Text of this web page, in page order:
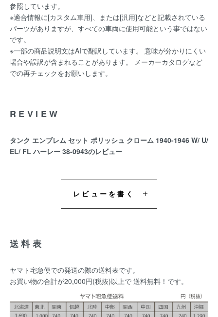
参照しています。
※適合情報に[カスタム車用]、または[汎用]などと記載されている
パーツがありますが、すべての車両に使用可能という事ではない
です。
※一部の商品説明文はAIで翻訳しています。 意味が分かりにくい
場合や誤訳が含まれることがあります。 メーカーカタログなど
での再チェックをお願いします。
REVIEW
タンク エンブレム セット ポリッシュ クローム 1940-1946 W/ U/
EL/ FL ハーレー 38-0943のレビュー
レビューを書く
送料表
ヤマト宅急便での発送の際の送料表です。
お買い物の合計が20,000円(税抜)以上で 送料無料！です。